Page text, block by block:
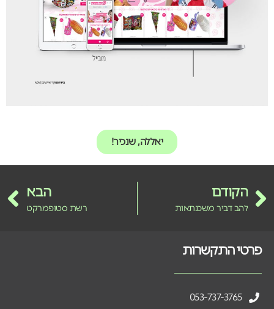
יאללה, שנכיר!
הקודם
להב דביר משכנתאות
הבא
רשת סטופמרקט
פרטי התקשרות
053-737-3765